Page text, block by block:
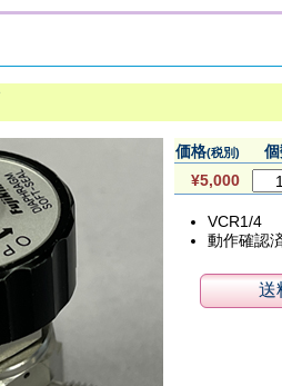
価格(税別)
¥5,000
VCR1/4
動作確認
送